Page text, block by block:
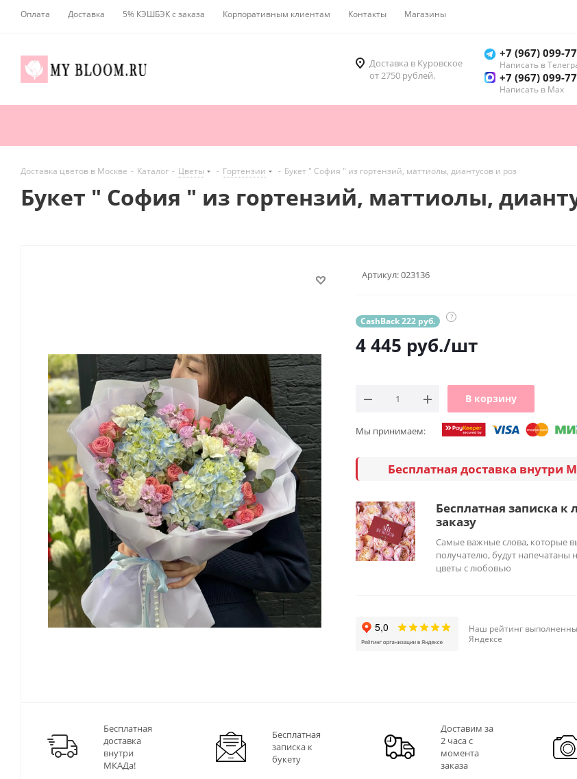
Оплата Доставка 5% КЭШБЭК с заказа Корпоративным клиентам Контакты Магазины
Доставка в Куровское
от 2750 рублей.
+7 (967) 099-
Написать в
+7 (967) 099-
Написать в Мах
Доставка цветов в Москве - Каталог - Цветы - Гортензии - Букет " София " из гортензий, маттиолы, диантусов и роз
Букет " София " из гортензий, маттиолы,
Артикул:023136
CashBack 222 руб. ?
4 445 руб./шт
В корзину
Мы принимаем:
Бесплатная доставка внутри
Бесплатная записка к
заказу
Самые важные слова, которые
получателю, будут напечатаны
цветы с любовью
Наш рейтинг
Яндексе
Бесплатная
доставка
внутри
МКАДа!
Бесплатная
записка к
букету
Доставим за
2 часа с
момента
заказа